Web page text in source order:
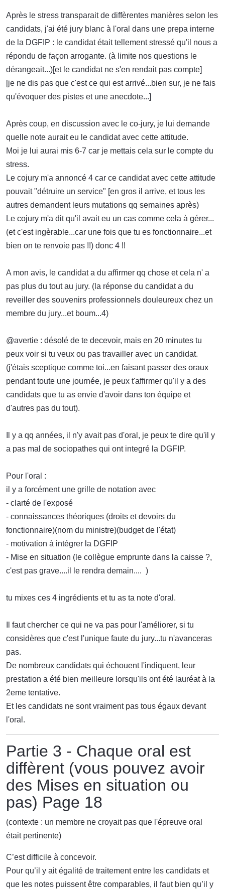
Après le stress transparait de diffèrentes manières selon les
candidats, j'ai été jury blanc à l'oral dans une prepa interne
de la DGFIP : le candidat était tellement stressé qu'il nous a
répondu de façon arrogante. (à limite nos questions le
dérangeait...)[et le candidat ne s'en rendait pas compte]
[je ne dis pas que c'est ce qui est arrivé...bien sur, je ne fais
qu'évoquer des pistes et une anecdote...]
Après coup, en discussion avec le co-jury, je lui demande
quelle note aurait eu le candidat avec cette attitude.
Moi je lui aurai mis 6-7 car je mettais cela sur le compte du
stress.
Le cojury m'a annoncé 4 car ce candidat avec cette attitude
pouvait "détruire un service" [en gros il arrive, et tous les
autres demandent leurs mutations qq semaines après)
Le cojury m'a dit qu'il avait eu un cas comme cela à gérer...
(et c'est ingèrable...car une fois que tu es fonctionnaire...et
bien on te renvoie pas !!) donc 4 !!
A mon avis, le candidat a du affirmer qq chose et cela n' a
pas plus du tout au jury. (la réponse du candidat a du
reveiller des souvenirs professionnels douleureux chez un
membre du jury...et boum...4)
@avertie : désolé de te decevoir, mais en 20 minutes tu
peux voir si tu veux ou pas travailler avec un candidat.
(j'étais sceptique comme toi...en faisant passer des oraux
pendant toute une journée, je peux t'affirmer qu'il y a des
candidats que tu as envie d'avoir dans ton équipe et
d'autres pas du tout).
Il y a qq années, il n'y avait pas d'oral, je peux te dire qu'il y
a pas mal de sociopathes qui ont integré la DGFIP.
Pour l'oral :
il y a forcément une grille de notation avec
- clarté de l'exposé
- connaissances théoriques (droits et devoirs du
fonctionnaire)(nom du ministre)(budget de l'état)
- motivation à intégrer la DGFIP
- Mise en situation (le collègue emprunte dans la caisse ?,
c'est pas grave....il le rendra demain.... )
tu mixes ces 4 ingrédients et tu as ta note d'oral.
Il faut chercher ce qui ne va pas pour l'améliorer, si tu
considères que c'est l'unique faute du jury...tu n'avanceras
pas.
De nombreux candidats qui échouent l'indiquent, leur
prestation a été bien meilleure lorsqu'ils ont été lauréat à la
2eme tentative.
Et les candidats ne sont vraiment pas tous égaux devant
l'oral.
Partie 3 - Chaque oral est
diffèrent (vous pouvez avoir
des Mises en situation ou
pas) Page 18
(contexte : un membre ne croyait pas que l'épreuve oral
était pertinente)
C’est difficile à concevoir.
Pour qu’il y ait égalité de traitement entre les candidats et
que les notes puissent être comparables, il faut bien qu’il y